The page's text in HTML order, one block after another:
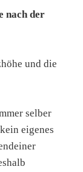
nach der
und die
selber
eigenes